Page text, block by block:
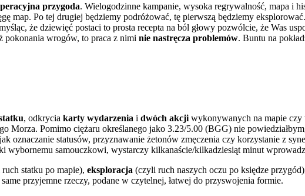
przygoda. Wielogodzinne kampanie, wysoka regrywalność, mapa i
map. Po tej drugiej będziemy podróżować, tę pierwszą będziemy
że dziewięć postaci to prosta recepta na ból głowy pozwólcie, że Was
pokonania wrogów, to praca z nimi nie nastręcza problemów. Buntu na
, odkrycia karty wydarzenia i dwóch akcji wykonywanych na mapie czy
Morza. Pomimo ciężaru określanego jako 3.23/5.00 (BGG) nie
statusów, przyznawanie żetonów zmęczenia czy korzystanie z
wybornemu samouczkowi, wystarczy kilkanaście/kilkadziesiąt minut
statku po mapie), eksploracja (czyli ruch naszych oczu po księdze
przyjemne rzeczy, podane w czytelnej, łatwej do przyswojenia formie.